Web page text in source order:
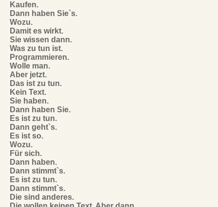
Kaufen.
Dann haben Sie`s.
Wozu.
Damit es wirkt.
Sie wissen dann.
Was zu tun ist.
Programmieren.
Wolle man.
Aber jetzt.
Das ist zu tun.
Kein Text.
Sie haben.
Dann haben Sie.
Es ist zu tun.
Dann geht`s.
Es ist so.
Wozu.
Für sich.
Dann haben.
Dann stimmt`s.
Es ist zu tun.
Dann stimmt`s.
Die sind anderes.